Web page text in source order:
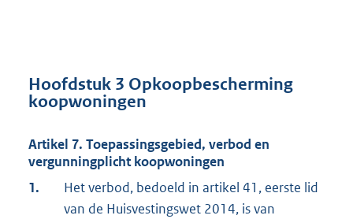
Hoofdstuk 3 Opkoopbescherming
koopwoningen
Artikel 7. Toepassingsgebied, verbod en
vergunningplicht koopwoningen
1.
Het verbod, bedoeld in artikel 41, eerste lid
van de Huisvestingswet 2014, is van